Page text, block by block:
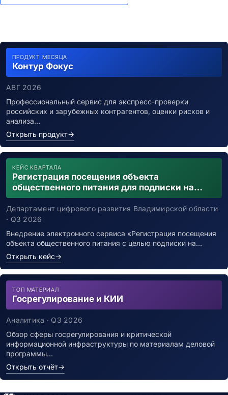
ПРОДУКТ МЕСЯЦА
Контур Фокус
АВГ 2026
Профессиональный сервис для экспресс-проверки
российских и зарубежных контрагентов, оценки рисков и
анализа…
Открыть продукт→
КЕЙС КВАРТАЛА
Регистрация посещения объекта
общественного питания для подписки на
уведомления о возможном контакте с
заболевшим новой коронавирусной
инфекцией
Департамент цифрового развития Владимирской области
· Q3 2026
Внедрение электронного сервиса «Регистрация посещения
объекта общественного питания с целью подписки на…
Открыть кейс→
ТОП МАТЕРИАЛ
Госрегулирование и КИИ
Аналитика · Q3 2026
Обзор сферы госрегулирования и критической
информационной инфраструктуры по материалам деловой
программы…
Открыть отчёт→